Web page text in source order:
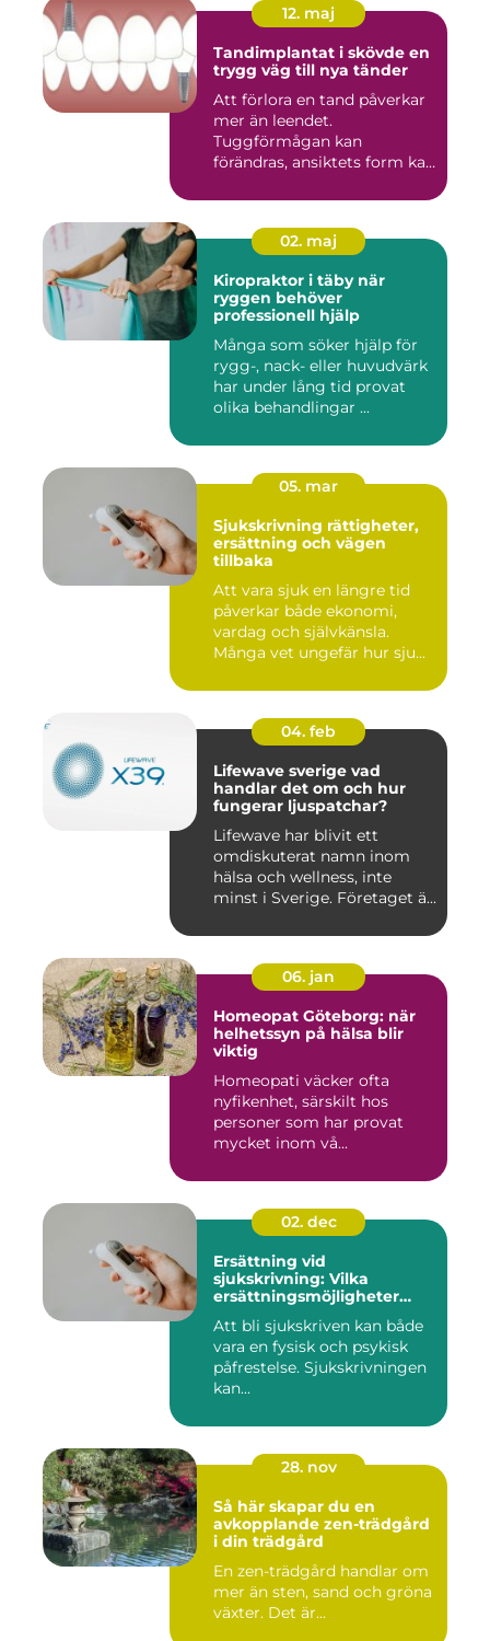
12. maj
Tandimplantat i skövde en
trygg väg till nya tänder
Att förlora en tand påverkar
mer än leendet.
Tuggförmågan kan
förändras, ansiktets form kan
02. maj
Kiropraktor i täby när
ryggen behöver
professionell hjälp
Många som söker hjälp för
rygg-, nack- eller huvudvärk
har under lång tid provat
olika behandlingar ...
05. mar
Sjukskrivning rättigheter,
ersättning och vägen
tillbaka
Att vara sjuk en längre tid
påverkar både ekonomi,
vardag och självkänsla.
Många vet ungefär hur sju...
04. feb
Lifewave sverige vad
handlar det om och hur
fungerar ljuspatchar?
Lifewave har blivit ett
omdiskuterat namn inom
hälsa och wellness, inte
minst i Sverige. Företaget ä...
06. jan
Homeopat Göteborg: när
helhetssyn på hälsa blir
viktig
Homeopati väcker ofta
nyfikenhet, särskilt hos
personer som har provat
mycket inom vå...
02. dec
Ersättning vid
sjukskrivning: Vilka
ersättningsmöjligheter
Att bli sjukskriven kan både
vara en fysisk och psykisk
påfrestelse. Sjukskrivningen
kan...
28. nov
Så här skapar du en
avkopplande zen-trädgård
i din trädgård
En zen-trädgård handlar om
mer än sten, sand och gröna
växter. Det är...